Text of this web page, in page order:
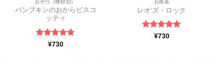
おやつ（嗜好別）
パンプキンのおからビスコ
ッティ
5段階中5
¥730
お肉系
レオ’ズ・ロック
5段階中5
¥730